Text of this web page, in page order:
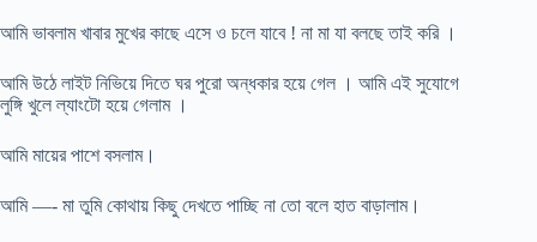
আমি ভাবলাম খাবার মুখের কাছে এসে ও চলে যাবে ! না মা যা বলছে তাই করি ।
আমি উঠে লাইট নিভিয়ে দিতে ঘর পুরো অন্ধকার হয়ে গেল । আমি এই সুযোগে
লুঙ্গি খুলে ল্যাংটো হয়ে গেলাম ।
আমি মায়ের পাশে বসলাম।
আমি —- মা তুমি কোথায় কিছু দেখতে পাচ্ছি না তো বলে হাত বাড়ালাম।